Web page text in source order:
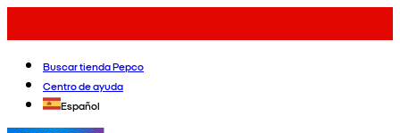
Buscar tienda Pepco
Centro de ayuda
Español